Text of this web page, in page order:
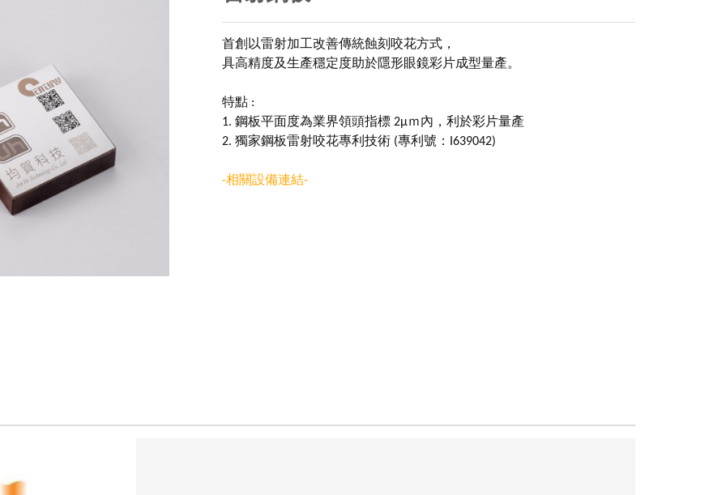
首創以雷射加工改善傳統蝕刻咬花方式，
具高精度及生產穩定度助於隱形眼鏡彩片成型量產。
特點 :
1. 鋼板平面度為業界領頭指標 2μｍ內，利於彩片量產
2. 獨家鋼板雷射咬花專利技術 (專利號：I639042)
-相關設備連結-